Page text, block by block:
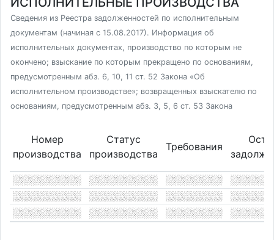
Сведения из Реестра задолженностей по исполнительным
документам (начиная с 15.08.2017). Информация об
исполнительных документах, производство по которым не
окончено; взыскание по которым прекращено по основаниям,
предусмотренным абз. 6, 10, 11 ст. 52 Закона «Об
исполнительном производстве»; возвращенных взыскателю по
основаниям, предусмотренным абз. 3, 5, 6 ст. 53 Закона
Номер
производства
Статус
производства
Требования